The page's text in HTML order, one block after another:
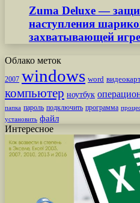
Zuma Deluxe —
наступления
захватывающей
Облако меток
2007 windows word
компьютер ноутбук
папка пароль подключить программа
установить файл
Интересное